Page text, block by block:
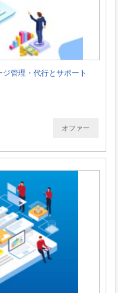
ジ管理・代行とサポート
オファー